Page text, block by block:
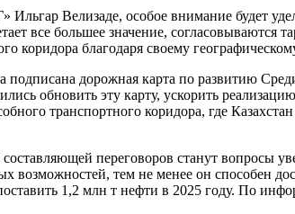
Ильгар Велизаде, особое внимание будет
все большее значение,
коридора благодаря своему
дорожная карта по развитию
обновить эту карту, ускорить
транспортного коридора, где
переговоров станут вопросы
возможностей, тем не менее он способен
1,2 млн т нефти в 2025 году. По